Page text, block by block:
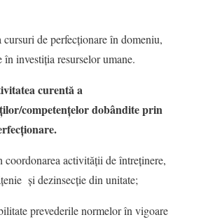
de perfecţionare în domeniu,
investiţia resurselor umane.
curentă a
competenţelor dobândite prin
coordonarea activităţii de întreținere,
și dezinsecţie din unitate;
prevederile normelor în vigoare